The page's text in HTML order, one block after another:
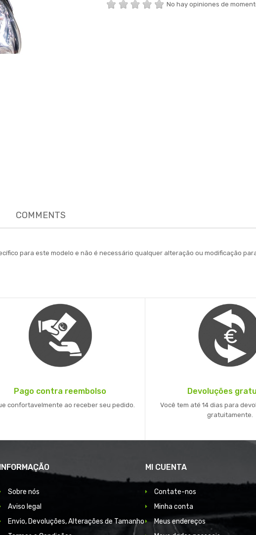
No hay opiniones de
COMMENTS
para este modelo e não é necessário qualquer alteração ou modificação
Pago contra reembolso
confortavelmente ao receber seu pedido.
Devoluções
Você tem até 14 dias para
gratuitamente.
Sobre nós
Aviso legal
Envio, Devoluções, Alterações de Tamanho
MI CUENTA
Contate-nos
Minha conta
Meus endereços